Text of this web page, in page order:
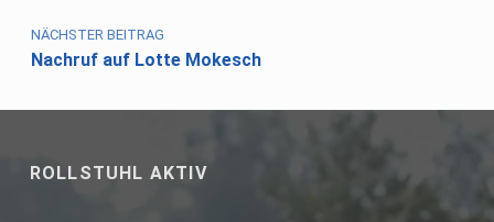
NÄCHSTER BEITRAG
Nachruf auf Lotte Mokesch
ROLLSTUHL AKTIV